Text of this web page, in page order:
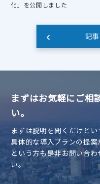
化」を公開しました
記
まずはお気軽にご相
い。
まずは説明を聞くだけとい
具体的な導入プランの提案
という方も是非お問い合わ
い。